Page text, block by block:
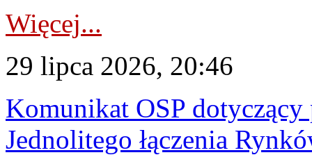
Więcej...
29 lipca 2026, 20:46
Komunikat OSP
Jednolitego łączenia